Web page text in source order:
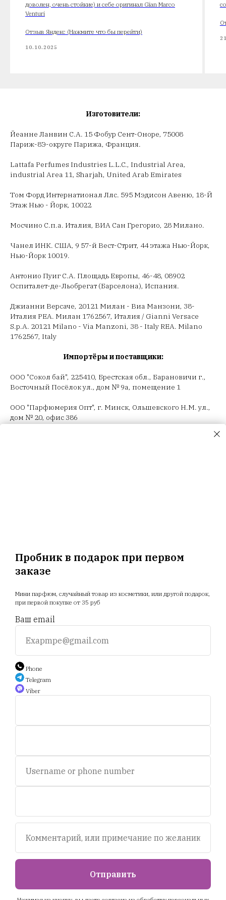
Пробник в подарок при первом
заказе
Мини парфюм, случайный товар из косметики, или другой подарок,
при первой покупке от 35 руб
Ваш email
Phone
Telegram
Viber
Отправить
доволен, очень стойкие) и себе оригинал Gian Marco
Venturi
Отзыв Яндекс (Нажмите что бы перейти)
10.10.2025
Изготовители:
Йеанне Ланвин С.А. 15 Фобур Сент-Оноре, 75008
Париж-8Э-округе Парижа, Франция.
Lattafa Perfumes Industries L.L.C., Industrial Area,
industrial Area 11, Sharjah, United Arab Emirates
Том Форд Интернатионал Ллс. 595 Мэдисон Авеню, 18-Й
Этаж Нью - Йорк, 10022
Мосчино С.п.а. Италия, ВИА Сан Грегорио, 28 Милано.
Чанел ИНК. США, 9 57-й Вест-Стрит, 44 этажа Нью-Йорк,
Нью-Йорк 10019.
Антонио Пуиг С.А. Площадь Европы, 46-48, 08902
Оспиталет-де-Льобрегат (Барселона), Испания.
Джианни Версаче, 20121 Милан - Виа Манзони, 38-
Италия РЕА. Милан 1762567, Италия / Gianni Versace
S.p.A. 20121 Milano - Via Manzoni, 38 - Italy REA. Milano
1762567, Italy
Импортёры и поставщики:
ООО "Сокол бай", 225410, Брестская обл., Барановичи г.,
Восточный Посёлок ул., дом № 9а, помещение 1
ООО "Парфюмерия Опт", г. Минск, Ольшевского Н.М. ул.,
дом № 20, офис 386
Акции Отзывы
+375 25 794 81 89
Made on Tilda